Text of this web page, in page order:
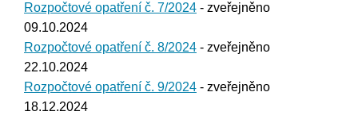
Rozpočtové opatření č. 7/2024 - zveřejněno
09.10.2024
Rozpočtové opatření č. 8/2024 - zveřejněno
22.10.2024
Rozpočtové opatření č. 9/2024 - zveřejněno
18.12.2024